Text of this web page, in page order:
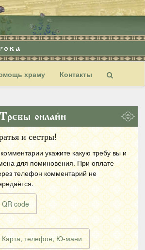
храму Контакты
онлайн
и сестры!
укажите какую требу вы и
для поминовения. При оплате
телефон комментарий не
QR code
Карта, телефон, Ю-мани